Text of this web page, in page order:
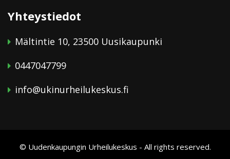
Yhteystiedot
Mältintie 10, 23500 Uusikaupunki
0447047799
info@ukinurheilukeskus.fi
© Uudenkaupungin Urheilukeskus - All rights reserved.